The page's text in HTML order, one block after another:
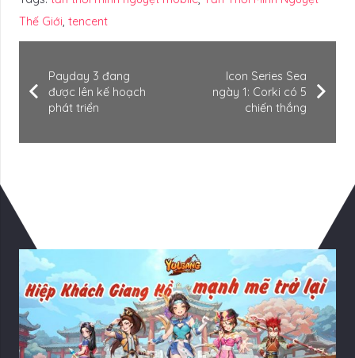
Thế Giới, tencent
Payday 3 đang
được lên kế hoạch
phát triển
Icon Series Sea
ngày 1: Corki có 5
chiến thắng